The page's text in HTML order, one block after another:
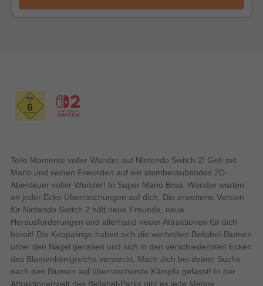
Teile Momente voller Wunder auf Nintendo Switch 2! Geh mit
Mario und seinen Freunden auf ein atemberaubendes 2D-
Abenteuer voller Wunder! In Super Mario Bros. Wonder warten
an jeder Ecke Überraschungen auf dich. Die erweiterte Version
für Nintendo Switch 2 hält neue Freunde, neue
Herausforderungen und allerhand neuer Attraktionen für dich
bereit! Die Koopalinge haben sich die wertvollen Bellabel-Blumen
unter den Nagel gerissen und sich in den verschiedensten Ecken
des Blumenkönigreichs versteckt. Mach dich bei deiner Suche
nach den Blumen auf überraschende Kämpfe gefasst! In der
Attraktionenwelt des Bellabel-Parks gibt es jede Menge